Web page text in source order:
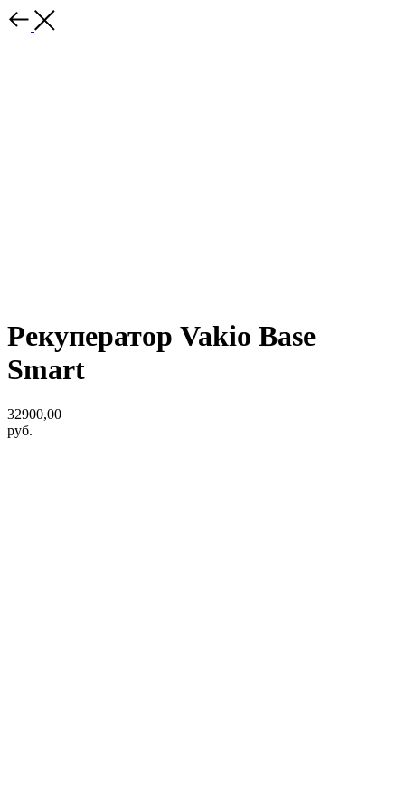
Рекуператор Vakio Base
Smart
32900,00
руб.